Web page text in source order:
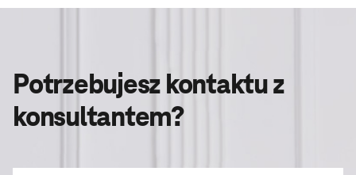
Potrzebujesz kontaktu z
konsultantem?